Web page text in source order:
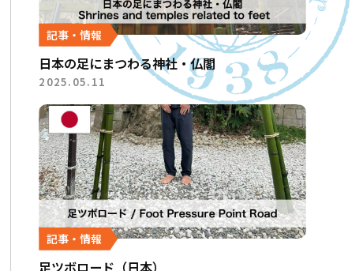
記事・情報
日本の足にまつわる神社・仏閣
2025.05.11
記事・情報
足ツボロード（日本）